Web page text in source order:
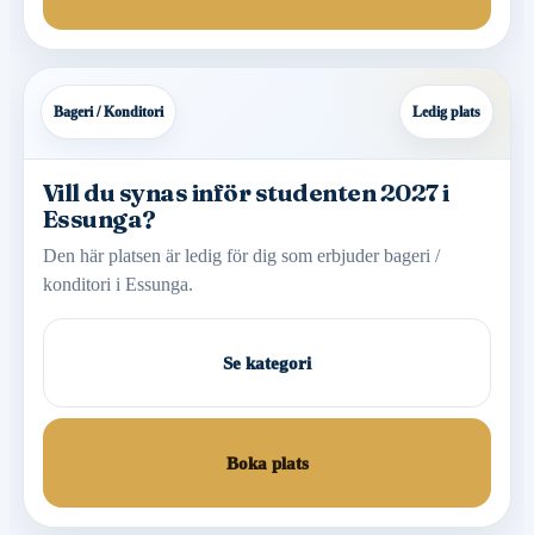
Bageri / Konditori Ledig plats
Vill du synas inför studenten 2027 i
Essunga?
Den här platsen är ledig för dig som erbjuder bageri /
konditori i Essunga.
Se kategori
Boka plats